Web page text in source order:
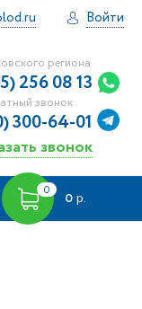
Войти
региона
256 08 13
звонок
300-64-01
звонок
0
0 р.